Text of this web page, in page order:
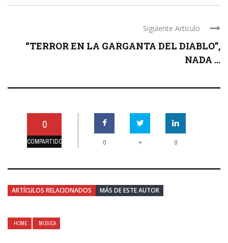
Siguiente Artículo
“TERROR EN LA GARGANTA DEL DIABLO”,
NADA ...
0
COMPARTIDO 0 + 0
ARTÍCULOS RELACIONADOS MÁS DE ESTE AUTOR
HOME MÚSICA